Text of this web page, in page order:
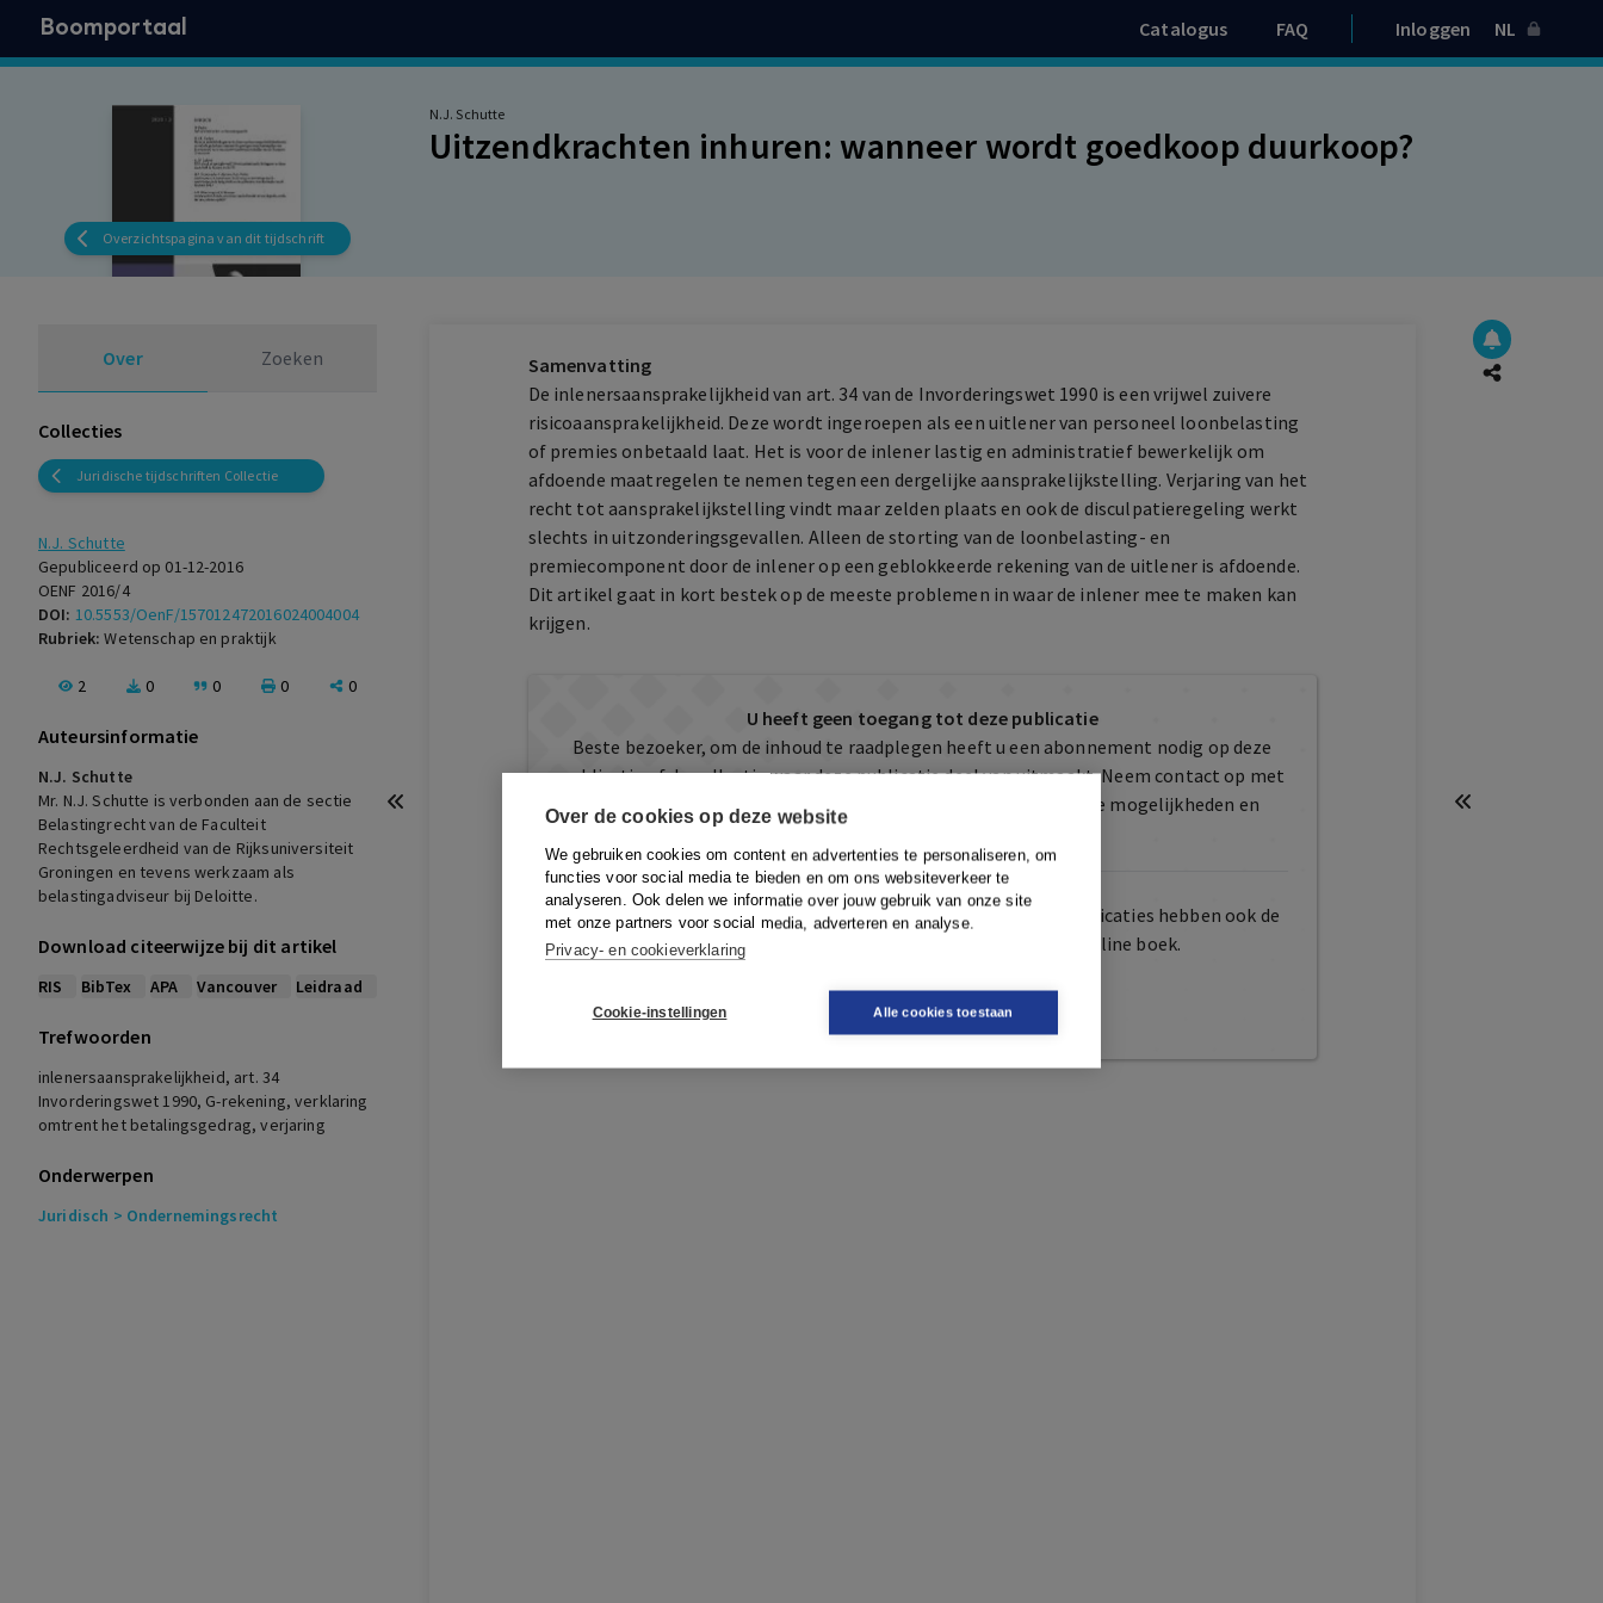
Over de cookies op deze website
We gebruiken cookies om content en advertenties te personaliseren, om
functies voor social media te bieden en om ons websiteverkeer te
analyseren. Ook delen we informatie over jouw gebruik van onze site
met onze partners voor social media, adverteren en analyse.
Privacy- en cookieverklaring
Cookie-instellingen Alle cookies toestaan
Boomportaal Catalogus FAQ Inloggen NL
Overzichtspagina van dit tijdschrift
N.J. Schutte
Uitzendkrachten inhuren: wanneer wordt goedkoop duurkoop?
Over Zoeken
Collecties
Juridische tijdschriften Collectie
N.J. Schutte
Gepubliceerd op 01-12-2016
OENF 2016/4
DOI: 10.5553/OenF/157012472016024004004
Rubriek:Wetenschap en praktijk
2 0 0 0 0
Auteursinformatie
N.J. Schutte
Mr. N.J. Schutte is verbonden aan de sectie
Belastingrecht van de Faculteit
Rechtsgeleerdheid van de Rijksuniversiteit
Groningen en tevens werkzaam als
belastingadviseur bij Deloitte.
Download citeerwijze bij dit artikel
RIS BibTex APA Vancouver Leidraad
Trefwoorden
inlenersaansprakelijkheid, art. 34
Invorderingswet 1990, G-rekening, verklaring
omtrent het betalingsgedrag, verjaring
Onderwerpen
Juridisch > Ondernemingsrecht
Samenvatting
De inlenersaansprakelijkheid van art. 34 van de Invorderingswet 1990 is een vrijwel zuivere
risicoaansprakelijkheid. Deze wordt ingeroepen als een uitlener van personeel loonbelasting
of premies onbetaald laat. Het is voor de inlener lastig en administratief bewerkelijk om
afdoende maatregelen te nemen tegen een dergelijke aansprakelijkstelling. Verjaring van het
recht tot aansprakelijkstelling vindt maar zelden plaats en ook de disculpatieregeling werkt
slechts in uitzonderingsgevallen. Alleen de storting van de loonbelasting- en
premiecomponent door de inlener op een geblokkeerde rekening van de uitlener is afdoende.
Dit artikel gaat in kort bestek op de meeste problemen in waar de inlener mee te maken kan
krijgen.
U heeft geen toegang tot deze publicatie
Beste bezoeker, om de inhoud te raadplegen heeft u een abonnement nodig op deze
publicatie of de collectie waar deze publicatie deel van uitmaakt. Neem contact op met
klantenservice@boomportaal.nl
voor meer informatie over de mogelijkheden en
Kopen in de webshop
Deze publicatie is ook te vinden in onze webshop. Sommige publicaties hebben ook de
mogelijkheid om direct toegang te kopen tot het online boek.